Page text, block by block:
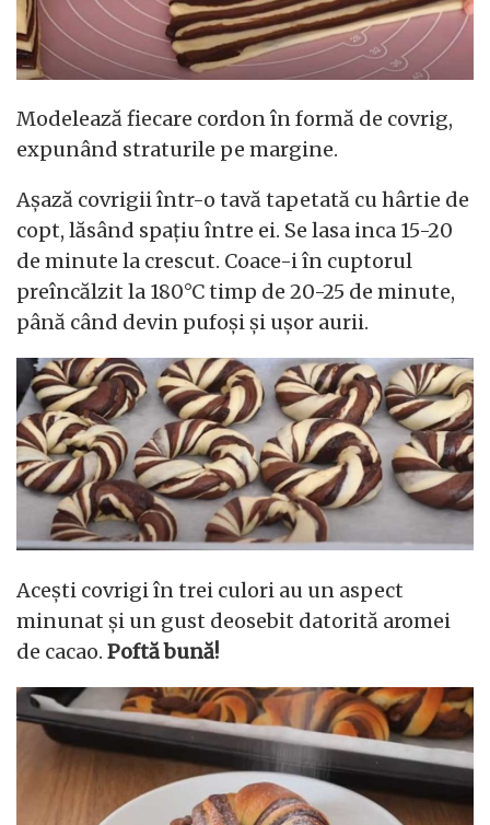
Modelează fiecare cordon în formă de covrig,
expunând straturile pe margine.
Așază covrigii într-o tavă tapetată cu hârtie de
copt, lăsând spațiu între ei. Se lasa inca 15-20
de minute la crescut. Coace-i în cuptorul
preîncălzit la 180°C timp de 20-25 de minute,
până când devin pufoși și ușor aurii.
Acești covrigi în trei culori au un aspect
minunat și un gust deosebit datorită aromei
de cacao. Poftă bună!